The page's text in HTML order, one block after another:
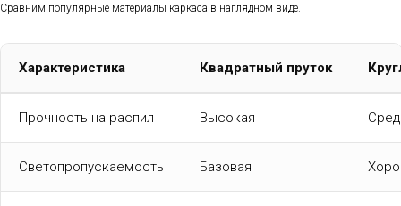
Сравним популярные материалы каркаса в наглядном виде.
Характеристика Квадратный пруток
Прочность на распил Высокая
Светопропускаемость Базовая